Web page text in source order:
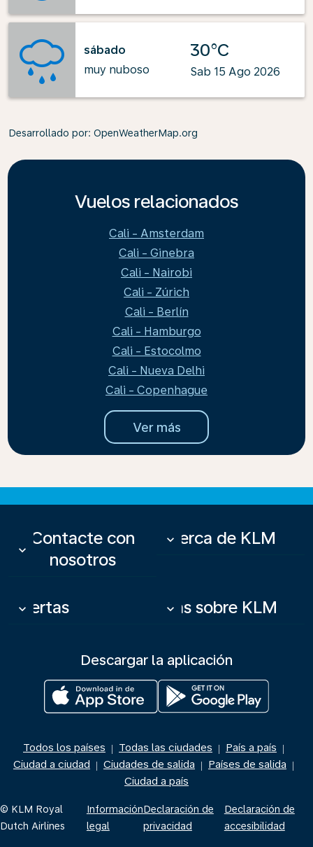
sábado
muy nuboso
30°C
Sab 15 Ago 2026
Desarrollado por: OpenWeatherMap.org
Vuelos relacionados
Cali - Amsterdam
Cali - Ginebra
Cali - Nairobi
Cali - Zúrich
Cali - Berlín
Cali - Hamburgo
Cali - Estocolmo
Cali - Nueva Delhi
Cali - Copenhague
Ver más
Contacte con
nosotros
keyboard_arrow_down
Acerca de KLM
keyboard_arrow_down
Ofertas
keyboard_arrow_down Más sobre KLM
keyboard_arrow_down
Descargar la aplicación
Todos los países | Todas las ciudades | País a país |
Ciudad a ciudad | Ciudades de salida | Países de salida |
Ciudad a país
© KLM Royal
Dutch Airlines
Información
legal
Declaración de
privacidad
Declaración de
accesibilidad